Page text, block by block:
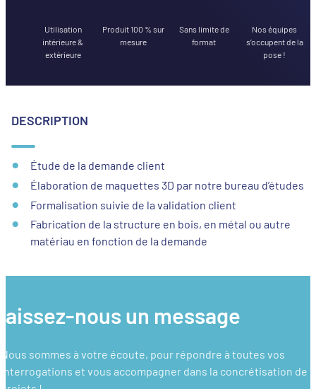
Utilisation
intérieure &
extérieure
Produit 100 % sur
mesure
Sans limite de
format
Nos équipes
s’occupent de la
pose !
DESCRIPTION
Étude de la demande client
Élaboration de maquettes 3D par notre bureau d’études
Formalisation suivie de la validation client
Fabrication de la structure en bois, en métal ou autre
matériau en fonction de la demande
laissez-nous un message
Nous sommes à votre écoute, pour répondre à toutes vos
interrogations et vous accompagner dans la concrétisation de